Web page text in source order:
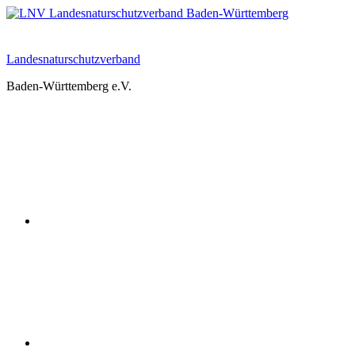
Zum
Landesnaturschutzverband
Baden-Württemberg e.V.